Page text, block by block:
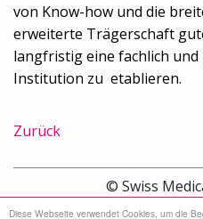
Diese Webseite verwendet Cookies, um die
von Know-how und die
erweiterte Trägerschaft
langfristig eine fachlich
Institution zu etablieren.
Zurück
© Swiss